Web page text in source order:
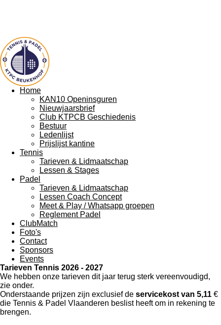
Home
KAN10 Openinsguren
Nieuwjaarsbrief
Club KTPCB Geschiedenis
Bestuur
Ledenlijst
Prijslijst kantine
Tennis
Tarieven & Lidmaatschap
Lessen & Stages
Padel
Tarieven & Lidmaatschap
Lessen Coach Concept
Meet & Play / Whatsapp groepen
Reglement Padel
ClubMatch
Foto's
Contact
Sponsors
Events
Tarieven Tennis 2026 - 2027
We hebben onze tarieven dit jaar terug sterk vereenvoudigd,
zie onder.
Onderstaande prijzen zijn exclusief de servicekost van 5,11 €
die Tennis & Padel Vlaanderen beslist heeft om in rekening te
brengen.